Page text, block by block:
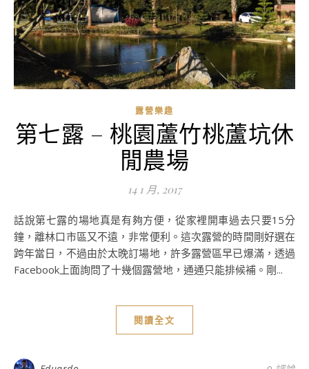
露營樂趣
第七露 – 桃園蘆竹桃蘆坑休
閒農場
14 1 月, 2017
話說第七露的場地真是有夠方便，從家裡開車過去只要15分
鐘，離林口市區又不遠，非常便利。這次露營的時間剛好選在
跨年當日，不過由於太晚訂場地，許多露營區早已爆滿，透過
Facebook上面詢問了十幾個露營地，通通只能排候補。剛...
閱讀全文